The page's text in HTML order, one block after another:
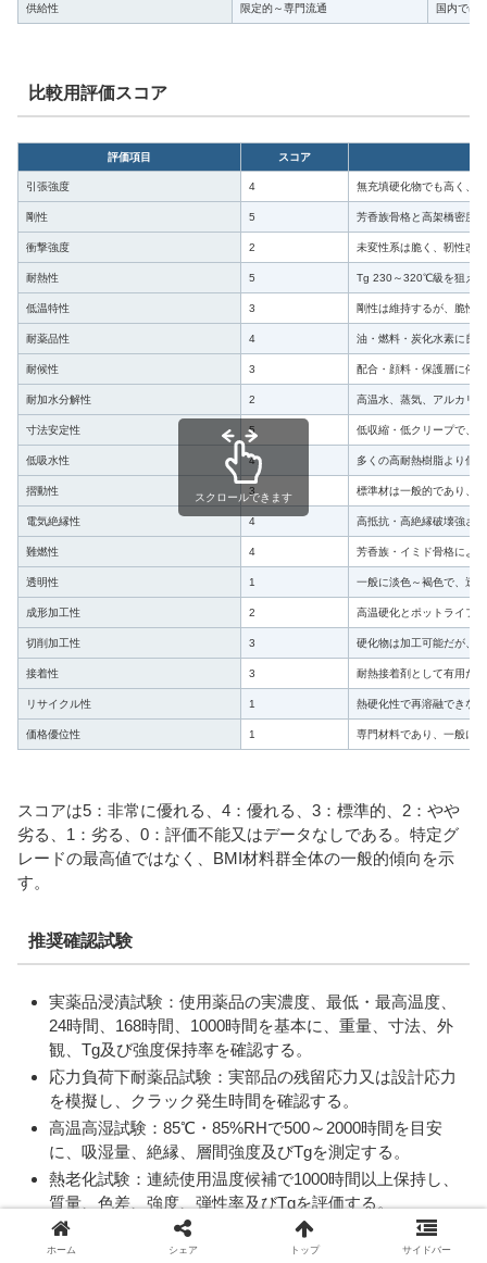
供給性 限定的～専門流通 国内では
比較用評価スコア
評価項目 スコア
引張強度 4 無充填硬化物でも高く、
剛性 5 芳香族骨格と高架橋密度
衝撃強度 2 未変性系は脆く、靭性改
耐熱性 5 Tg 230～320℃級を狙え
低温特性 3 剛性は維持するが、脆性
耐薬品性 4 油・燃料・炭化水素に良
耐候性 3 配合・顔料・保護層に依
耐加水分解性 2 高温水、蒸気、アルカリ
寸法安定性 5 低収縮・低クリープで、
低吸水性 4 多くの高耐熱樹脂より低
摺動性 3 標準材は一般的であり、
電気絶縁性 4 高抵抗・高絶縁破壊強さ
難燃性 4 芳香族・イミド骨格によ
透明性 1 一般に淡色～褐色で、透
成形加工性 2 高温硬化とポットライフ
切削加工性 3 硬化物は加工可能だが、
接着性 3 耐熱接着剤として有用だ
リサイクル性 1 熱硬化性で再溶融できな
価格優位性 1 専門材料であり、一般に
スクロールできます
スコアは5：非常に優れる、4：優れる、3：標準的、2：やや
劣る、1：劣る、0：評価不能又はデータなしである。特定グ
レードの最高値ではなく、BMI材料群全体の一般的傾向を示
す。
推奨確認試験
実薬品浸漬試験：使用薬品の実濃度、最低・最高温度、
24時間、168時間、1000時間を基本に、重量、寸法、外
観、Tg及び強度保持率を確認する。
応力負荷下耐薬品試験：実部品の残留応力又は設計応力
を模擬し、クラック発生時間を確認する。
高温高湿試験：85℃・85%RHで500～2000時間を目安
に、吸湿量、絶縁、層間強度及びTgを測定する。
熱老化試験：連続使用温度候補で1000時間以上保持し、
質量、色差、強度、弾性率及びTgを評価する。
熱サイクル試験：最低使用温度から最高使用温度までの
繰返しで、反り、クラック、界面剥離を確認する。
ホーム シェア トップ サイドバー